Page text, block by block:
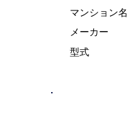
型式
メーカー
マンション名